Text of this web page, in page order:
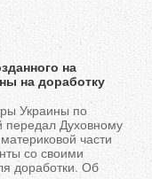
на
на доработку
Украины по
передал Духовному
части
со своими
доработки. Об